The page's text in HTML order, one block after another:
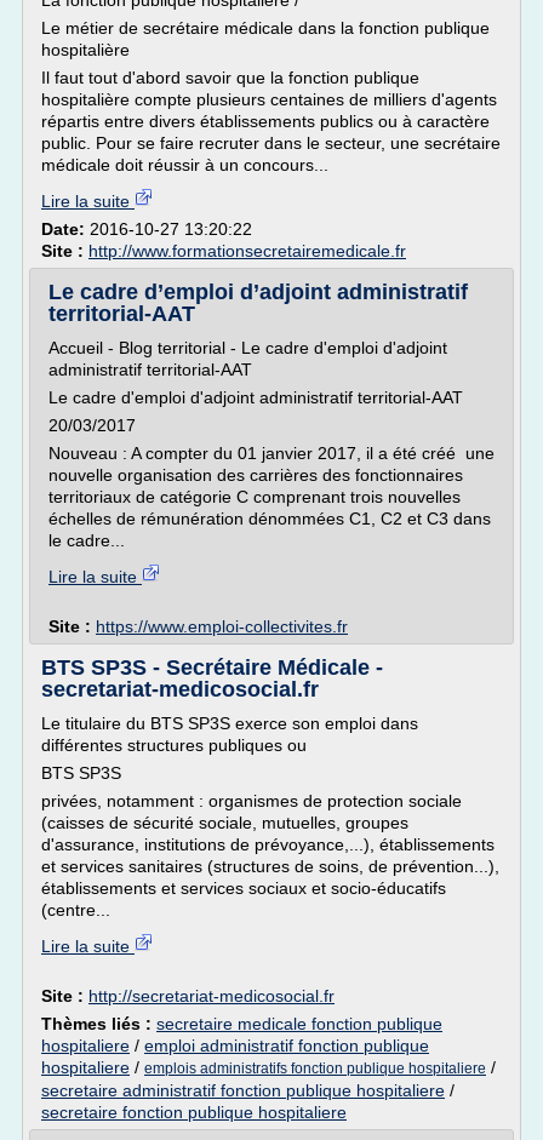
Le métier de secrétaire médicale dans la fonction publique
hospitalière
Il faut tout d'abord savoir que la fonction publique
hospitalière compte plusieurs centaines de milliers d'agents
répartis entre divers établissements publics ou à caractère
public. Pour se faire recruter dans le secteur, une secrétaire
médicale doit réussir à un concours...
Lire la suite
Date: 2016-10-27 13:20:22
Site : http://www.formationsecretairemedicale.fr
Le cadre d’emploi d’adjoint administratif
territorial-AAT
Accueil - Blog territorial - Le cadre d'emploi d'adjoint
administratif territorial-AAT
Le cadre d'emploi d'adjoint administratif territorial-AAT
20/03/2017
Nouveau : A compter du 01 janvier 2017, il a été créé une
nouvelle organisation des carrières des fonctionnaires
territoriaux de catégorie C comprenant trois nouvelles
échelles de rémunération dénommées C1, C2 et C3 dans
le cadre...
Lire la suite
Site : https://www.emploi-collectivites.fr
BTS SP3S - Secrétaire Médicale -
secretariat-medicosocial.fr
Le titulaire du BTS SP3S exerce son emploi dans
différentes structures publiques ou
BTS SP3S
privées, notamment : organismes de protection sociale
(caisses de sécurité sociale, mutuelles, groupes
d'assurance, institutions de prévoyance,...), établissements
et services sanitaires (structures de soins, de prévention...),
établissements et services sociaux et socio-éducatifs
(centre...
Lire la suite
Site : http://secretariat-medicosocial.fr
Thèmes liés : secretaire medicale fonction publique
hospitaliere / emploi administratif fonction publique
hospitaliere / emplois administratifs fonction publique hospitaliere /
secretaire administratif fonction publique hospitaliere /
secretaire fonction publique hospitaliere